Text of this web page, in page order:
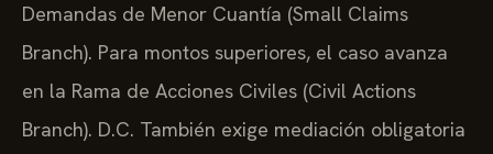
Demandas de Menor Cuantía (Small Claims
Branch). Para montos superiores, el caso avanza
en la Rama de Acciones Civiles (Civil Actions
Branch). D.C. También exige mediación obligatoria